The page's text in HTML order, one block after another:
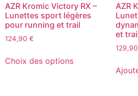
AZR Kromic Victory RX –
Lunettes sport légères
pour running et trail
124,90 €
Choix des options
AZR
et
129,90